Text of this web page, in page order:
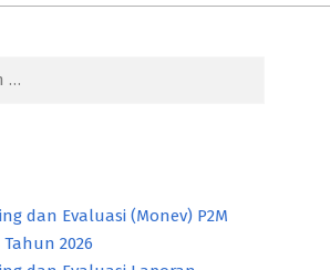
dan Evaluasi (Monev) P2M
2026